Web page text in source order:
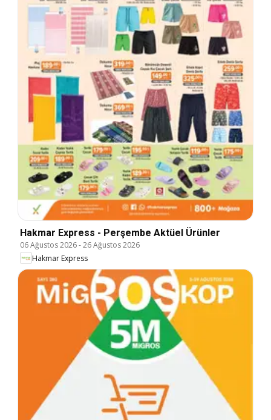
Hakmar Express - Perşembe Aktüel Ürünler
06 Ağustos 2026-26 Ağustos 2026
Hakmar Express